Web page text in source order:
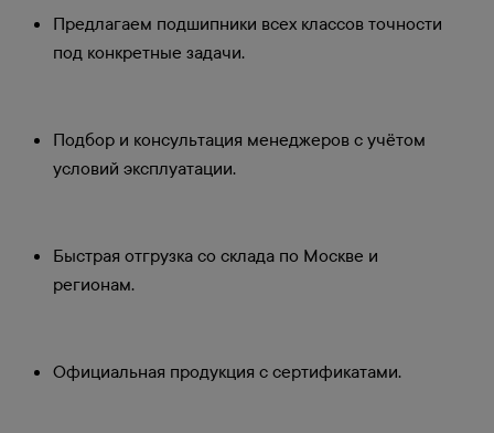
Предлагаем подшипники всех классов точности
под конкретные задачи.
Подбор и консультация менеджеров с учётом
условий эксплуатации.
Быстрая отгрузка со склада по Москве и
регионам.
Официальная продукция с сертификатами.